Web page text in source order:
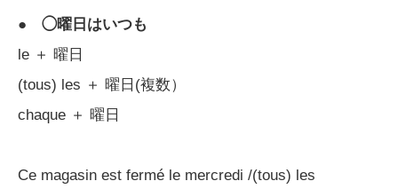
● ◯曜日はいつも
le ＋ 曜日
(tous) les ＋ 曜日(複数）
chaque ＋ 曜日
Ce magasin est fermé le mercredi /(tous) les